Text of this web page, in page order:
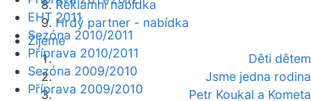
Reklamní nabídka
Hrdý partner - nabídka
Žijeme
Děti dětem
Jsme jedna rodina
Petr Koukal a Kometa
EHT 2011
Sezóna 2010/2011
Příprava 2010/2011
Sezóna 2009/2010
Příprava 2009/2010